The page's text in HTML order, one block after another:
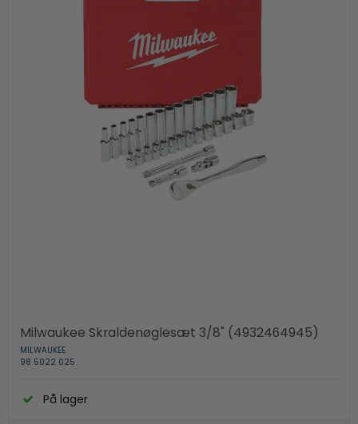
Milwaukee Skraldenøglesæt 3/8" (4932464945)
MILWAUKEE
98 5022 025
På lager